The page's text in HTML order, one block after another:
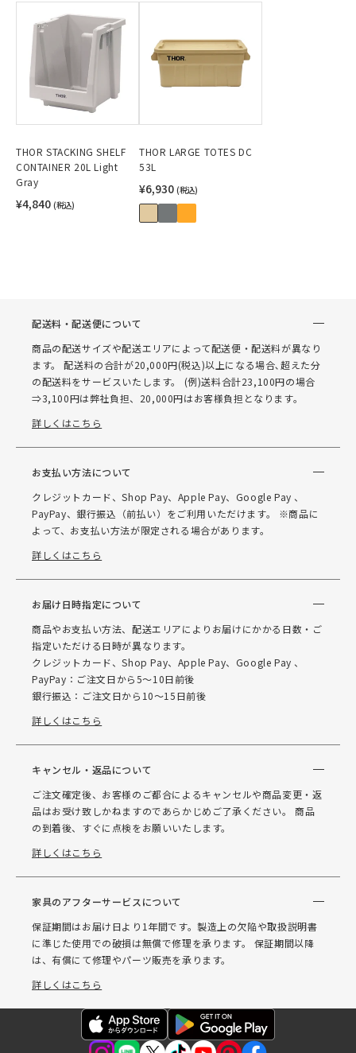
THOR STACKING SHELF
CONTAINER 20L Light
Gray
¥4,840 (税込)
THOR LARGE TOTES DC
53L
¥6,930 (税込)
配送料・配送便について
商品の配送サイズや配送エリアによって配送便・配送料が異なり
ます。 配送料の合計が20,000円(税込)以上になる場合､超えた分
の配送料をサービスいたします。 (例)送料合計23,100円の場合
⇒3,100円は弊社負担、20,000円はお客様負担となります。
詳しくはこちら
お支払い方法について
クレジットカード、Shop Pay、Apple Pay、Google Pay 、
PayPay、銀行振込（前払い）をご利用いただけます。 ※商品に
よって、お支払い方法が限定される場合があります。
詳しくはこちら
お届け日時指定について
商品やお支払い方法、配送エリアによりお届けにかかる日数・ご
指定いただける日時が異なります。
クレジットカード、Shop Pay、Apple Pay、Google Pay 、
PayPay：ご注文日から5～10日前後
銀行振込：ご注文日から10～15日前後
詳しくはこちら
キャンセル・返品について
ご注文確定後、お客様のご都合によるキャンセルや商品変更・返
品はお受け致しかねますのであらかじめご了承ください。 商品
の到着後、すぐに点検をお願いいたします。
詳しくはこちら
家具のアフターサービスについて
保証期間はお届け日より1年間です。製造上の欠陥や取扱説明書
に準じた使用での破損は無償で修理を承ります。 保証期間以降
は、有償にて修理やパーツ販売を承ります。
詳しくはこちら